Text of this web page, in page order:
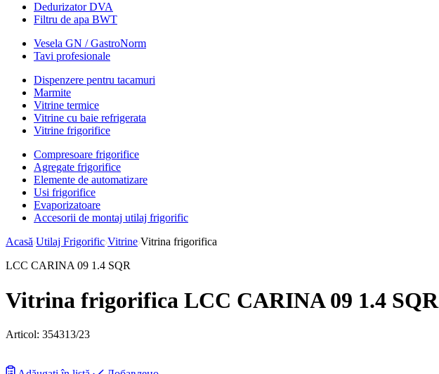
Dedurizator DVA
Filtru de apa BWT
Vesela GN / GastroNorm
Tavi profesionale
Dispenzere pentru tacamuri
Marmite
Vitrine termice
Vitrine cu baie refrigerata
Vitrine frigorifice
Compresoare frigorifice
Agregate frigorifice
Elemente de automatizare
Usi frigorifice
Evaporizatoare
Accesorii de montaj utilaj frigorific
Acasă Utilaj Frigorific Vitrine Vitrina frigorifica
LCC CARINA 09 1.4 SQR
Vitrina frigorifica LCC CARINA 09 1.4 SQR
Articol: 354313/23